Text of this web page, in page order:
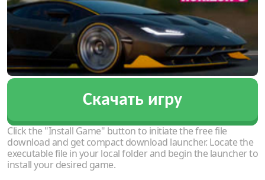
Скачать игру
Click the "Install Game" button to initiate the free file
download and get compact download launcher. Locate the
executable file in your local folder and begin the launcher to
install your desired game.